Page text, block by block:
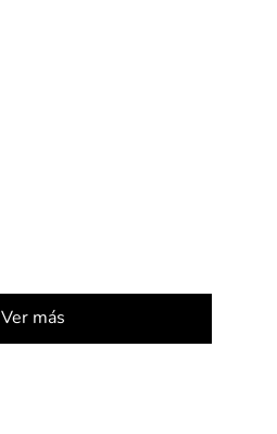
Ver más